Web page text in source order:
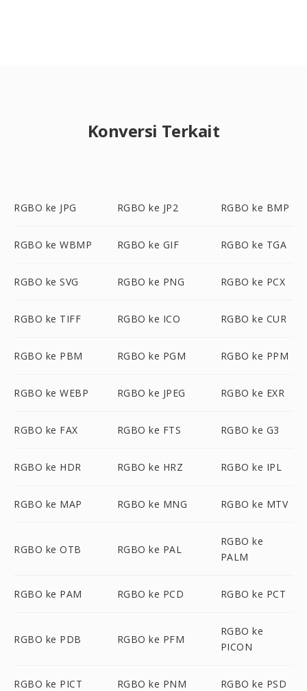
Konversi Terkait
RGBO ke JPG RGBO ke JP2 RGBO ke BMP
RGBO ke WBMP RGBO ke GIF RGBO ke TGA
RGBO ke SVG RGBO ke PNG RGBO ke PCX
RGBO ke TIFF RGBO ke ICO RGBO ke CUR
RGBO ke PBM RGBO ke PGM RGBO ke PPM
RGBO ke WEBP RGBO ke JPEG RGBO ke EXR
RGBO ke FAX RGBO ke FTS RGBO ke G3
RGBO ke HDR RGBO ke HRZ RGBO ke IPL
RGBO ke MAP RGBO ke MNG RGBO ke MTV
RGBO ke OTB RGBO ke PAL
RGBO ke
PALM
RGBO ke PAM RGBO ke PCD RGBO ke PCT
RGBO ke PDB RGBO ke PFM
RGBO ke
PICON
RGBO ke PICT RGBO ke PNM RGBO ke PSD